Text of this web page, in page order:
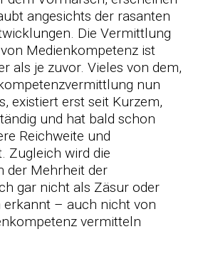
angesichts der rasanten
Die Vermittlung
Medienkompetenz ist
als je zuvor. Vieles von dem,
nun
existiert erst seit Kurzem,
und hat bald schon
Reichweite und
Zugleich wird die
der Mehrheit der
gar nicht als Zäsur oder
erkannt – auch nicht von
vermitteln